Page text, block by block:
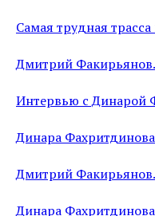
Самая трудная
Дмитрий
Интервью с Динарой
Динара
Дмитрий Факирьянов.
Динара